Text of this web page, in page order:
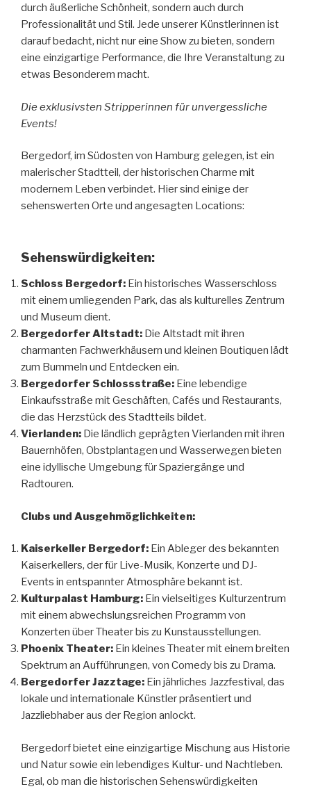
durch äußerliche Schönheit, sondern auch durch
Professionalität und Stil. Jede unserer Künstlerinnen ist
darauf bedacht, nicht nur eine Show zu bieten, sondern
eine einzigartige Performance, die Ihre Veranstaltung zu
etwas Besonderem macht.
Die exklusivsten Stripperinnen für unvergessliche
Events!
Bergedorf, im Südosten von Hamburg gelegen, ist ein
malerischer Stadtteil, der historischen Charme mit
modernem Leben verbindet. Hier sind einige der
sehenswerten Orte und angesagten Locations:
Sehenswürdigkeiten:
Schloss Bergedorf: Ein historisches Wasserschloss
mit einem umliegenden Park, das als kulturelles Zentrum
und Museum dient.
Bergedorfer Altstadt: Die Altstadt mit ihren
charmanten Fachwerkhäusern und kleinen Boutiquen lädt
zum Bummeln und Entdecken ein.
Bergedorfer Schlossstraße: Eine lebendige
Einkaufsstraße mit Geschäften, Cafés und Restaurants,
die das Herzstück des Stadtteils bildet.
Vierlanden: Die ländlich geprägten Vierlanden mit ihren
Bauernhöfen, Obstplantagen und Wasserwegen bieten
eine idyllische Umgebung für Spaziergänge und
Radtouren.
Clubs und Ausgehmöglichkeiten:
Kaiserkeller Bergedorf: Ein Ableger des bekannten
Kaiserkellers, der für Live-Musik, Konzerte und DJ-
Events in entspannter Atmosphäre bekannt ist.
Kulturpalast Hamburg: Ein vielseitiges Kulturzentrum
mit einem abwechslungsreichen Programm von
Konzerten über Theater bis zu Kunstausstellungen.
Phoenix Theater: Ein kleines Theater mit einem breiten
Spektrum an Aufführungen, von Comedy bis zu Drama.
Bergedorfer Jazztage: Ein jährliches Jazzfestival, das
lokale und internationale Künstler präsentiert und
Jazzliebhaber aus der Region anlockt.
Bergedorf bietet eine einzigartige Mischung aus Historie
und Natur sowie ein lebendiges Kultur- und Nachtleben.
Egal, ob man die historischen Sehenswürdigkeiten